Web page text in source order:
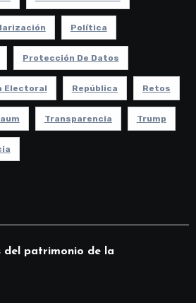
Política
Protección De Datos
Electoral República Retos
Transparencia Trump
del patrimonio de la